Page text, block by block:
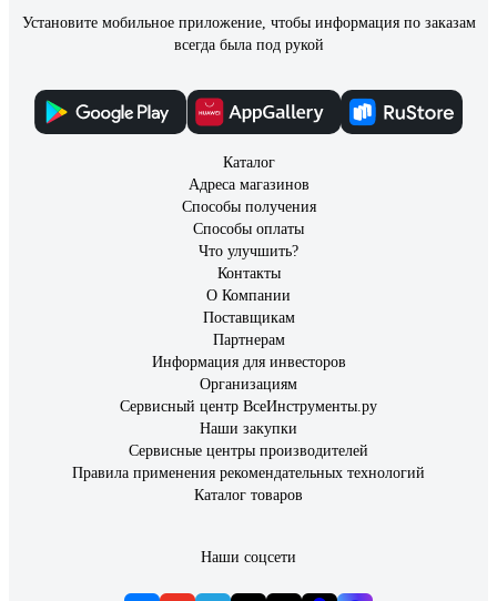
Установите мобильное приложение, чтобы информация по заказам
всегда была под рукой
Каталог
Адреса магазинов
Способы получения
Способы оплаты
Что улучшить?
Контакты
О Компании
Поставщикам
Партнерам
Информация для инвесторов
Организациям
Сервисный центр ВсеИнструменты.ру
Наши закупки
Сервисные центры производителей
Правила применения рекомендательных технологий
Каталог товаров
Наши соцсети